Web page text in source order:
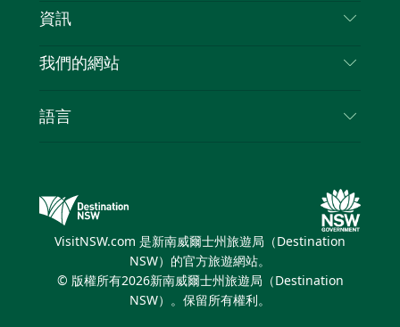
隱私
Cookie 通知
目的地
新南威爾士州公路旅行
活動
資訊
旅行資訊
新南威爾士州的商業
我們的網站
新南威爾士州旅遊局（Destination NSW）媒體中
繽紛雪梨燈光音樂節
語言
VisitNSW.com 是新南威爾士州旅遊局（Destination
NSW）的官方旅遊網站。
© 版權所有2026新南威爾士州旅遊局（Destination
NSW）。保留所有權利。